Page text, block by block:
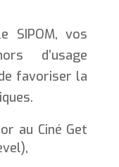
SIPOM, vos
d’usage
favoriser la
au Ciné Get